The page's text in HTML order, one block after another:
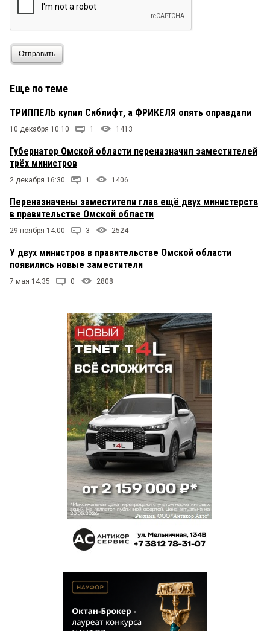
Отправить
Еще по теме
ТРИППЕЛЬ купил Сиблифт, а ФРИКЕЛЯ опять оправдали
10 декабря 10:10 1 1413
Губернатор Омской области переназначил заместителей
трёх министров
2 декабря 16:30 1 1406
Переназначены заместители глав ещё двух министерств
в правительстве Омской области
29 ноября 14:00 3 2524
У двух министров в правительстве Омской области
появились новые заместители
7 мая 14:35 0 2808